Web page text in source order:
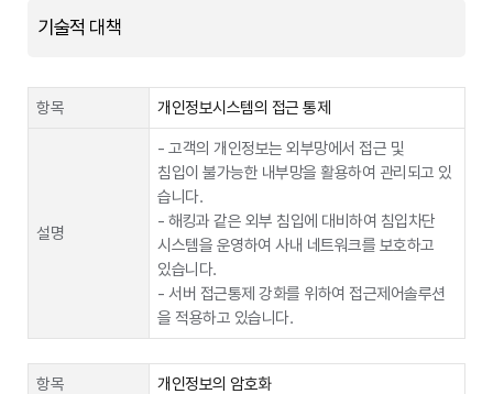
제공정보종류 고객명, 전화번호, 생년월일, 고객 CI
서비스 가입 기간 동안
네이버(주), 네이버파이낸셜
네이버 포인트 적립
암호화된 네이버 ID
정보 제공일로부터 서비스 종료 또는 해지되는
받는 자
목적 및 보관기
- 보유기간 : 위탁계약 종료 시점까지
거부 방법, 절차
국외 이전이 필수적으로 수반되는 서비스입니다.
국외 이전을 원치 않을 경우 홈페이지 및 모바일
(메뉴>회원정보 수정>회원 탈퇴)를 진행하시거
나 고객센터를 통하여 회원탈퇴를 요청하실 수 있
습니다. 다만, 개인정보의 국외 이전을 거부하시
거나 원치 않으시는 경우 서비스 이용이 불가능할
수 있습니다.
구분 위탁
기술적 대책
항목 개인정보시스템의 접근 통제
설명
- 고객의 개인정보는 외부망에서 접근 및
침입이 불가능한 내부망을 활용하여 관리되고 있
습니다.
- 해킹과 같은 외부 침입에 대비하여 침입차단
시스템을 운영하여 사내 네트워크를 보호하고
있습니다.
- 서버 접근통제 강화를 위하여 접근제어솔루션
을 적용하고 있습니다.
항목 개인정보의 암호화